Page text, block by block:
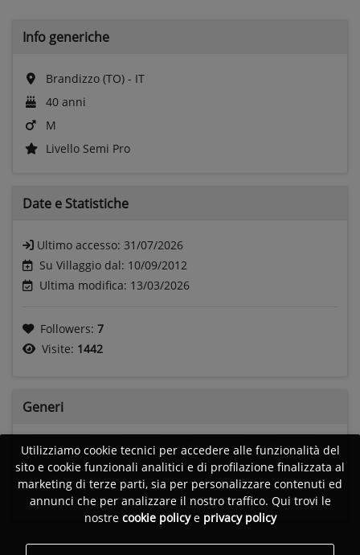
Info generiche
Brandizzo (TO) - IT
40 anni
M
Livello Semi Pro
Date e Statistiche
Ultimo accesso: 31/07/2026
Su Villaggio dal: 10/09/2012
Ultima modifica: 13/03/2026
Followers: 7
Visite: 1442
Generi
Deep house Pop rock Bossa nova Ambient
Soul Acustic rock Alternative rock
Utilizziamo cookie tecnici per accedere alle funzionalità del
sito e cookie funzionali analitici e di profilazione finalizzata al
marketing di terze parti, sia per personalizzare contenuti ed
annunci che per analizzare il nostro traffico. Qui trovi le
nostre cookie policye privacy policy